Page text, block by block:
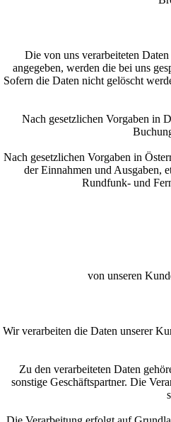
Die von uns verarbeiteten
angegeben, werden die bei uns
Sofern die Daten nicht gelöscht
Nach gesetzlichen Vorgaben in
Nach gesetzlichen Vorgaben in
der Einnahmen und Ausgaben,
Rundfunk- und
von unseren
Wir verarbeiten die Daten unserer
Zu den verarbeiteten Daten
sonstige Geschäftspartner. Die